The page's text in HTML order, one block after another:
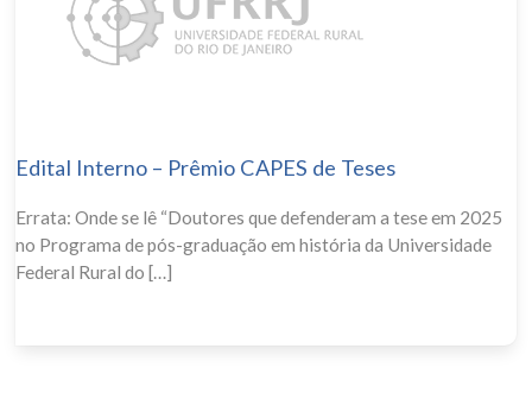
Edital Interno – Prêmio CAPES de Teses
Errata: Onde se lê “Doutores que defenderam a tese em 2025
no Programa de pós-graduação em história da Universidade
Federal Rural do […]